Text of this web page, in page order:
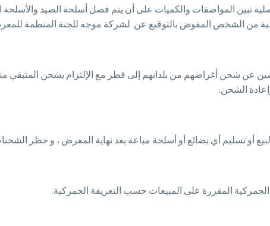
تبين المواصفات والكميات على أن يتم فصل أسلحة الصيد
من الشخص المفوض بالتوقيع عن لشركة موجه للجنة المنظمة
عن شحن أغراضهم من بلدانهم إلى قطر مع الإلتزام بشحن
الشحن.